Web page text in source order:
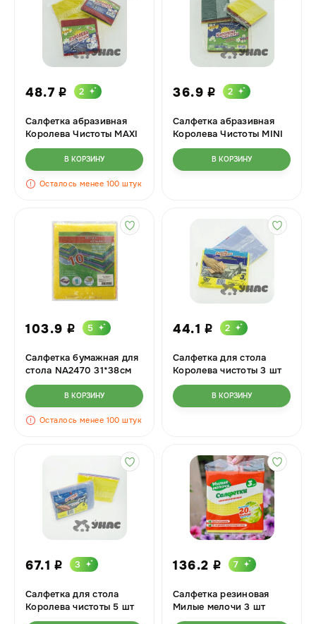
48.7 i 2
Салфетка абразивная
Королева Чистоты MAXI
3шт
В КОРЗИНУ
Осталось менее 100 штук
36.9 i 2
Салфетка абразивная
Королева Чистоты MINI
(3шт) х60
В КОРЗИНУ
103.9 i 5
Салфетка бумажная для
стола NA2470 31*38см
10 шт
В КОРЗИНУ
Осталось менее 100 штук
44.1 i 2
Салфетка для стола
Королева чистоты 3 шт
(бумажные)
В КОРЗИНУ
67.1 i 3
Салфетка для стола
Королева чистоты 5 шт
бумажные
136.2 i 7
Салфетка резиновая
Милые мелочи 3 шт